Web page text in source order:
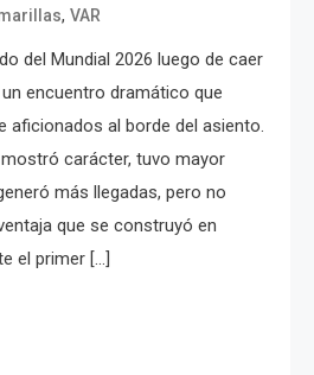
, VAR
del Mundial 2026 luego de caer
encuentro dramático que
aficionados al borde del asiento.
carácter, tuvo mayor
más llegadas, pero no
que se construyó en
el primer […]